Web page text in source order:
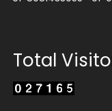
Total